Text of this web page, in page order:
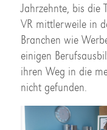
Jahrzehnte, bis die
VR mittlerweile in
Branchen wie
einigen
ihren Weg in die
nicht gefunden.